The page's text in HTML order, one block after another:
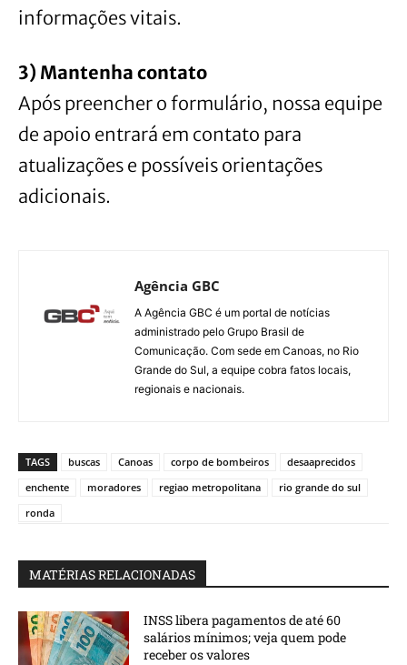
informações vitais.
3) Mantenha contato
Após preencher o formulário, nossa equipe
de apoio entrará em contato para
atualizações e possíveis orientações
adicionais.
Agência GBC
A Agência GBC é um portal de notícias
administrado pelo Grupo Brasil de
Comunicação. Com sede em Canoas, no Rio
Grande do Sul, a equipe cobra fatos locais,
regionais e nacionais.
TAGS buscas Canoas corpo de bombeiros
desaaprecidos
enchente
moradores regiao metropolitana
rio grande do sul
ronda
MATÉRIAS RELACIONADAS
INSS libera pagamentos de até 60
salários mínimos; veja quem pode
receber os valores